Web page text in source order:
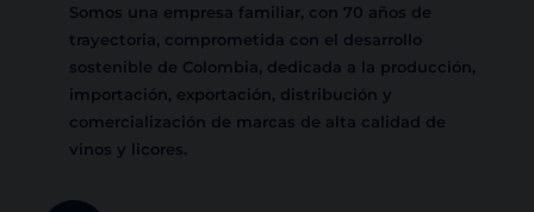
Somos una empresa familiar, con 70 años de
trayectoria, comprometida con el desarrollo
sostenible de Colombia, dedicada a la producción,
importación, exportación, distribución y
comercialización de marcas de alta calidad de
vinos y licores.